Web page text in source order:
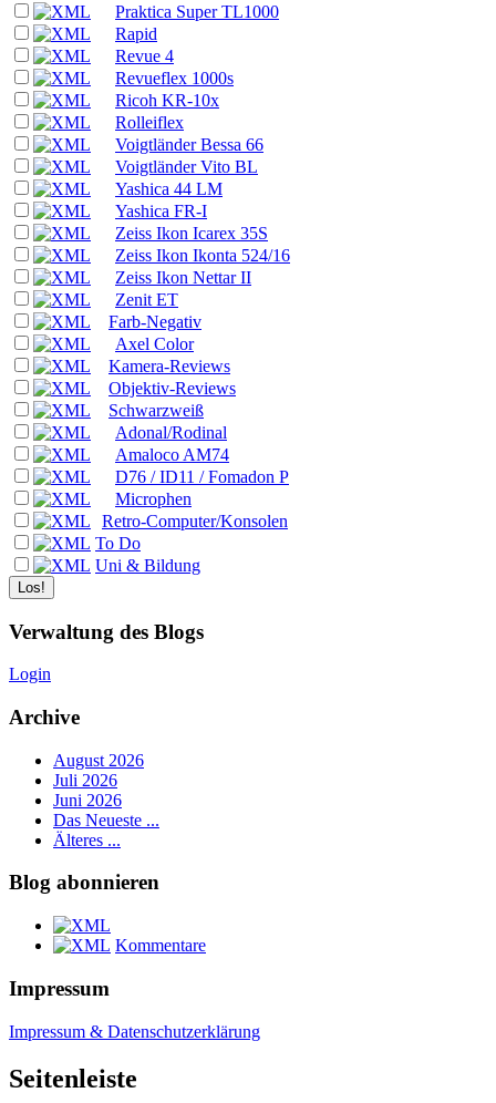
Praktica Super TL1000
Rapid
Revue 4
Revueflex 1000s
Ricoh KR-10x
Rolleiflex
Voigtländer Bessa 66
Voigtländer Vito BL
Yashica 44 LM
Yashica FR-I
Zeiss Ikon Icarex 35S
Zeiss Ikon Ikonta 524/16
Zeiss Ikon Nettar II
Zenit ET
Farb-Negativ
Axel Color
Kamera-Reviews
Objektiv-Reviews
Schwarzweiß
Adonal/Rodinal
Amaloco AM74
D76 / ID11 / Fomadon P
Microphen
Retro-Computer/Konsolen
To Do
Uni & Bildung
Verwaltung des Blogs
Login
Archive
August 2026
Juli 2026
Juni 2026
Das Neueste ...
Älteres ...
Blog abonnieren
Kommentare
Impressum
Impressum & Datenschutzerklärung
Seitenleiste